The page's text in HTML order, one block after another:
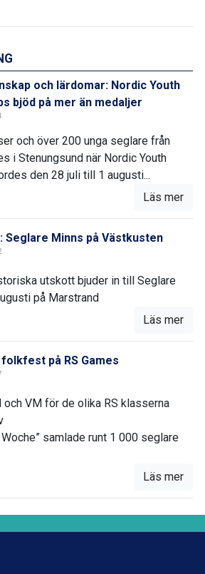
och lärdomar: Nordic Youth
bjöd på mer än medaljer
och över 200 unga seglare från
i Stenungsund när Nordic Youth
den 28 juli till 1 augusti...
Läs mer
Seglare Minns på Västkusten
utskott bjuder in till Seglare
på Marstrand
Läs mer
på RS Games
och VM för de olika RS klasserna
samlade runt 1 000 seglare
Läs mer